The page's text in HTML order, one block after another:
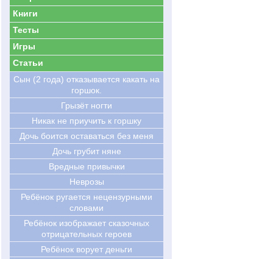
Книги
Тесты
Игры
Статьи
Сын (2 года) отказывается какать на
горшок.
Грызёт ногти
Никак не приучить к горшку
Дочь боится оставаться без меня
Дочь грубит няне
Вредные привычки
Неврозы
Ребёнок ругается нецензурными
словами
Ребёнок изображает сказочных
отрицательных героев
Ребёнок ворует деньги